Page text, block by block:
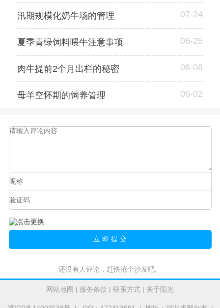
汛期规模化奶牛场的管理 07-24
夏季青绿饲料喂牛注意事项 06-25
肉牛提前2个月出栏的秘密 06-08
母羊空怀期的饲养管理 06-02
还没有人评论，赶快抢个沙发吧。
网站地图 | 服务条款 | 联系方式 | 关于阳光